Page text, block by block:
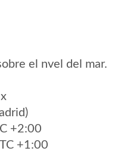
el nvel del mar.
+2:00
+1:00